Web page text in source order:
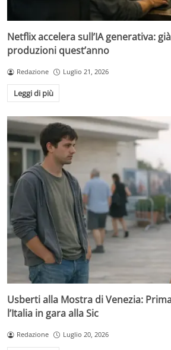
Netflix accelera sull’IA generativa:
produzioni quest’anno
Redazione Luglio 21, 2026
Leggi di più
Usberti alla Mostra di Venezia:
l’Italia in gara alla Sic
Redazione Luglio 20, 2026